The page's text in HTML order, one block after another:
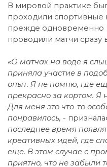
В мировой практике
проходили спортивные
прежде одновременно
проводили матчи сразу
«О матчах на воде я
приняла участие в
опыт. Я не помню, где
прекрасно за кортом. Я
Для меня это что-то
понравилось, -
последнее время
креативных идей, где
еще. В этом случае с
приятно, что не забыли